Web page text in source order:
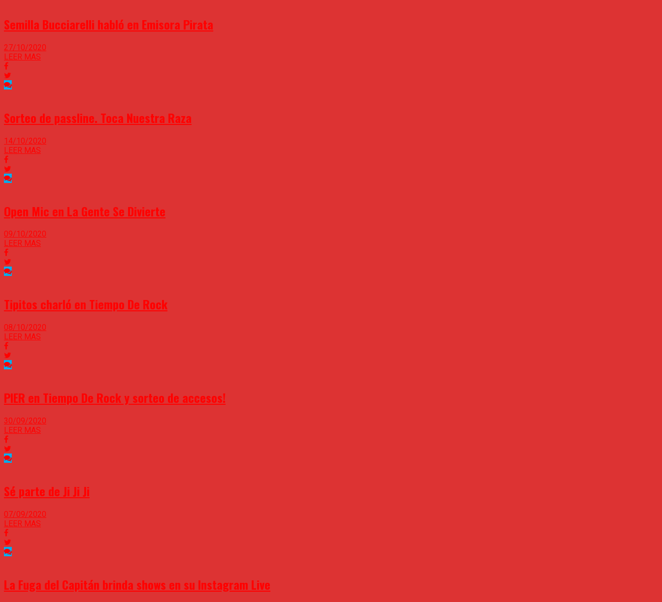
Semilla Bucciarelli habló en Emisora Pirata
27/10/2020
LEER MAS
Sorteo de passline. Toca Nuestra Raza
14/10/2020
LEER MAS
Open Mic en La Gente Se Divierte
09/10/2020
LEER MAS
Tipitos charló en Tiempo De Rock
08/10/2020
LEER MAS
PIER en Tiempo De Rock y sorteo de accesos!
30/09/2020
LEER MAS
Sé parte de Ji Ji Ji
07/09/2020
LEER MAS
La Fuga del Capitán brinda shows en su Instagram Live